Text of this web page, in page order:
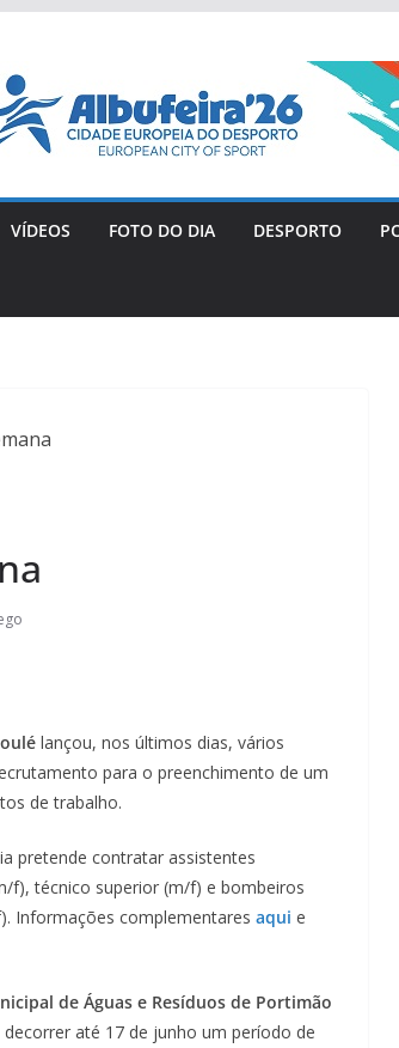
VÍDEOS FOTO DO DIA DESPORTO
lançou, nos últimos dias, vários
para o preenchimento de um
de trabalho.
pretende contratar assistentes
f), técnico superior (m/f) e bombeiros
Informações complementares aqui e
de Águas e Resíduos de Portimão
até 17 de junho um período de
Lagos – A quem pertence a parte superior da